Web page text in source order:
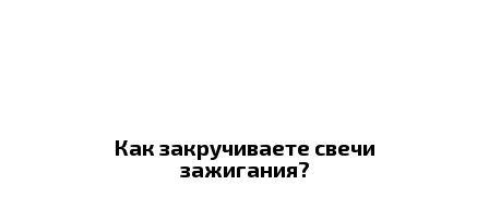
Как закручиваете свечи
зажигания?